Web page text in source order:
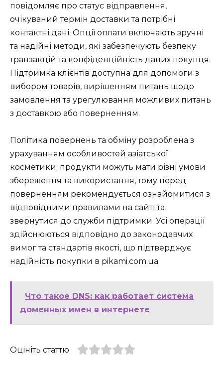
повідомляє про статус відправлення,
очікуваний термін доставки та потрібні
контактні дані. Опції оплати включають зручні
та надійні методи, які забезпечують безпеку
транзакцій та конфіденційність даних покупця.
Підтримка клієнтів доступна для допомоги з
вибором товарів, вирішенням питань щодо
замовлення та урегулювання можливих питань
з доставкою або поверненням.
Політика повернень та обміну розроблена з
урахуванням особливостей азіатської
косметики: продукти можуть мати різні умови
збереження та використання, тому перед
поверненням рекомендується ознайомитися з
відповідними правилами на сайті та
звернутися до служби підтримки. Усі операції
здійснюються відповідно до законодавчих
вимог та стандартів якості, що підтверджує
надійність покупки в pikami.com.ua.
Что такое DNS: как работает система
доменных имен в интернете
Оцініть статтю